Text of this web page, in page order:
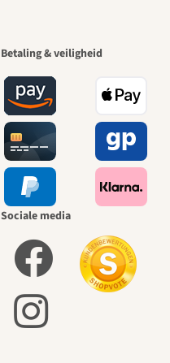
Betaling & veiligheid
Sociale media